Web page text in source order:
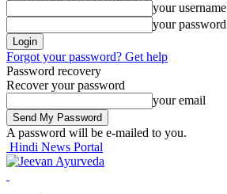
your username
your password
Forgot your password? Get help
Password recovery
Recover your password
your email
A password will be e-mailed to you.
Hindi News Portal